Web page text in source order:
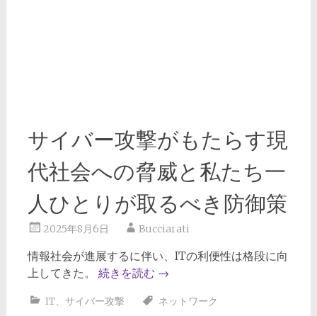
サイバー攻撃がもたらす現
代社会への脅威と私たち一
人ひとりが取るべき防御策
2025年8月6日 Bucciarati
情報社会が進展するに伴い、ITの利便性は格段に向
上してきた。 続きを読む →
IT、 サイバー攻撃 ネットワーク